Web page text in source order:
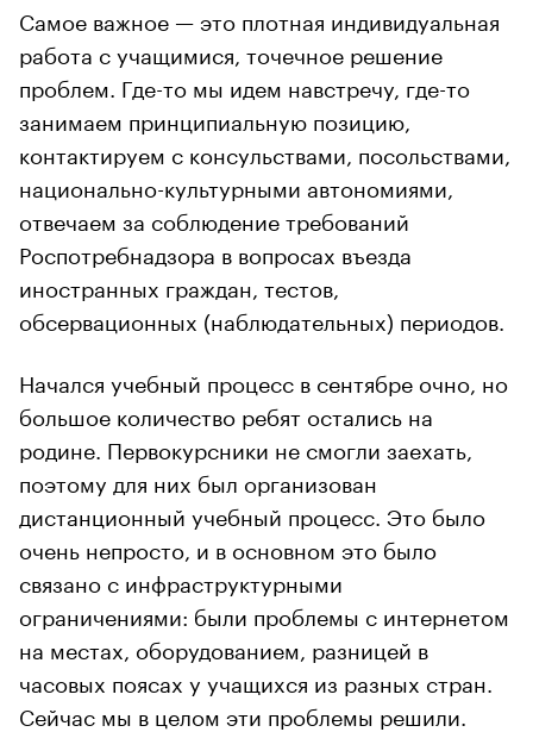
Самое важное — это плотная индивидуальная
работа с учащимися, точечное решение
проблем. Где-то мы идем навстречу, где-то
занимаем принципиальную позицию,
контактируем с консульствами, посольствами,
национально-культурными автономиями,
отвечаем за соблюдение требований
Роспотребнадзора в вопросах въезда
иностранных граждан, тестов,
обсервационных (наблюдательных) периодов.
Начался учебный процесс в сентябре очно, но
большое количество ребят остались на
родине. Первокурсники не смогли заехать,
поэтому для них был организован
дистанционный учебный процесс. Это было
очень непросто, и в основном это было
связано с инфраструктурными
ограничениями: были проблемы с интернетом
на местах, оборудованием, разницей в
часовых поясах у учащихся из разных стран.
Сейчас мы в целом эти проблемы решили.